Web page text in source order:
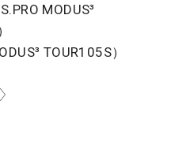
MODUS³
TOUR105S）